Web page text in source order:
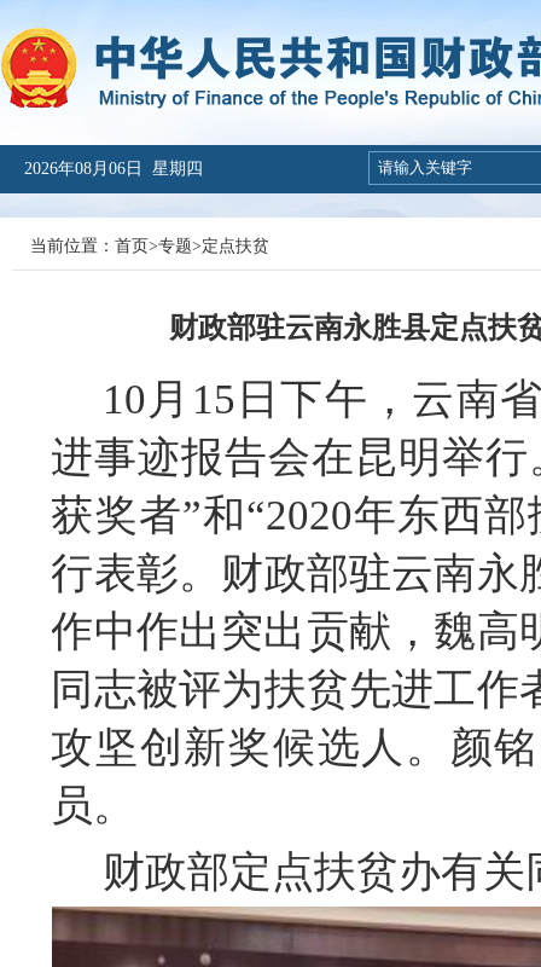
2026年08月06日 星期四
当前位置： 首页>专题>定点扶贫
财政部驻云南永胜县定点扶
10月15日下午，云南
进事迹报告会在昆明举
获奖者”和“2020年东西
行表彰。财政部驻云南永
作中作出突出贡献，魏高
同志被评为扶贫先进工作
攻坚创新奖候选人 。 颜铭
员。
财政部定点扶贫办有